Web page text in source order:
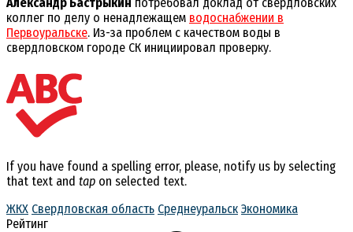
коллег по делу о ненадлежащем водоснабжении в
Первоуральске. Из-за проблем с качеством воды в
свердловском городе СК инициировал проверку.
If you have found a spelling error, please, notify us by selecting
that text and tap on selected text.
ЖКХ Свердловская область Среднеуральск Экономика
Рейтинг